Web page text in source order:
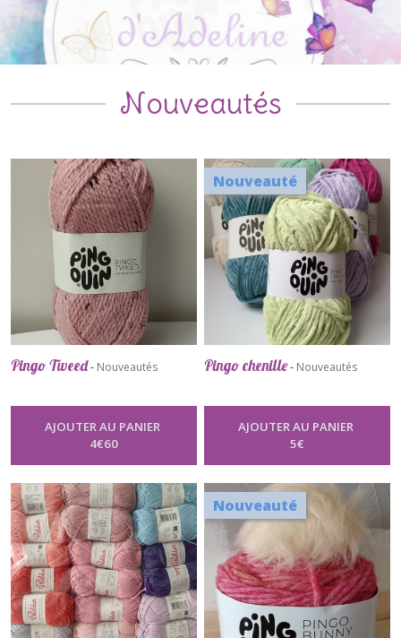
Nouveautés
Pingo Tweed- Nouveautés
AJOUTER AU PANIER
4€60
Nouveauté
Pingo chenille- Nouveautés
AJOUTER AU PANIER
5€
Nouveauté